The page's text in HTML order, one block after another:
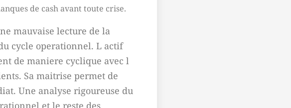
de cash avant toute crise.
mauvaise lecture de la
cycle operationnel. L actif
de maniere cyclique avec l
Sa maitrise permet de
Une analyse rigoureuse du
et le reste des